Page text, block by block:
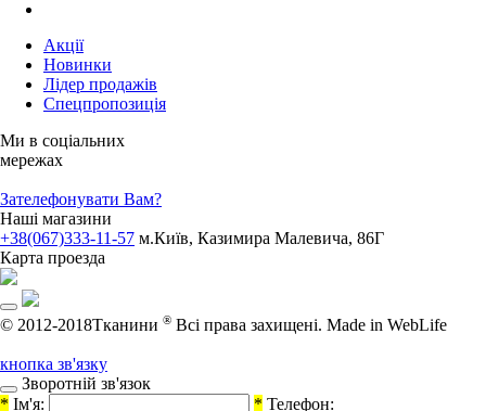
Акції
Новинки
Лідер продажів
Спецпропозиція
Ми в соціальних
мережах
Зателефонувати Вам?
Наші магазини
+38(067)333-11-57 м.Київ, Казимира Малевича, 86Г
Карта проезда
© 2012-2018Тканини ® Всі права захищені. Made in WebLife
кнопка зв'язку
Зворотній зв'язок
* Ім'я: * Телефон: